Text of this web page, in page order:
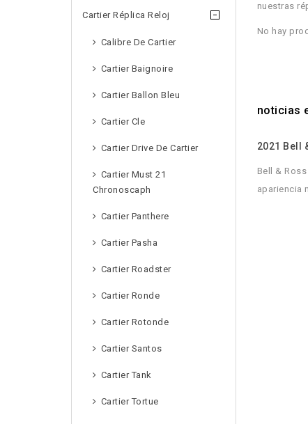
Cartier Réplica Reloj
Calibre De Cartier
Cartier Baignoire
Cartier Ballon Bleu
Cartier Cle
Cartier Drive De Cartier
Cartier Must 21
Chronoscaph
Cartier Panthere
Cartier Pasha
Cartier Roadster
Cartier Ronde
Cartier Rotonde
Cartier Santos
Cartier Tank
Cartier Tortue
nuestras
No hay
noticias
2021 Bell
Bell &
apariencia